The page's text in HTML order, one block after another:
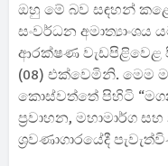
ඔහු මේ බව සඳහන් කළේ
සංවර්ධන අමාත්‍යාංශය
ආරක්ෂණ වැඩපිළිවෙළ
(08) එක්වෙමිනි. මෙම
කොස්වත්තේ පිහිටි
ප්‍රවාහන, මහාමාර්ග
ශ්‍රවණාගාරයේදී